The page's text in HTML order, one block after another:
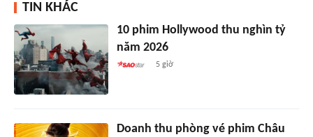
TIN KHÁC
10 phim Hollywood thu nghìn tỷ
năm 2026
5 giờ
Doanh thu phòng vé phim Châu